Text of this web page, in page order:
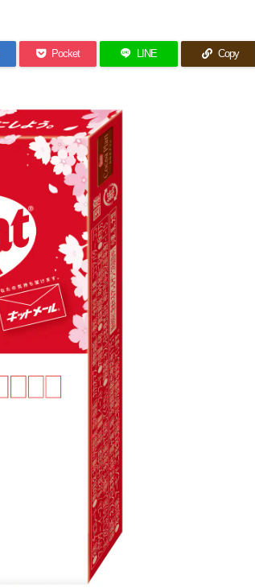
Pocket LINE Copy